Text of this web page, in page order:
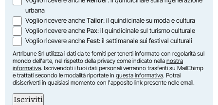
urbana
Voglio ricevere ancheTailor: il quindicinale su moda e cultura
Voglio ricevere anchePax: il quindicinale sul turismo culturale
Voglio ricevere ancheFest: il settimanale sui festival culturali
Artribune Srl utilizza i dati da te forniti per tenerti informato con regolarità sul
mondo dell'arte, nel rispetto della privacy come indicato nella nostra
informativa. Iscrivendoti i tuoi dati personali verranno trasferiti su MailChimp
e trattati secondo le modalità riportate in questa informativa. Potrai
disiscriverti in qualsiasi momento con l'apposito link presente nelle email.
Iscriviti